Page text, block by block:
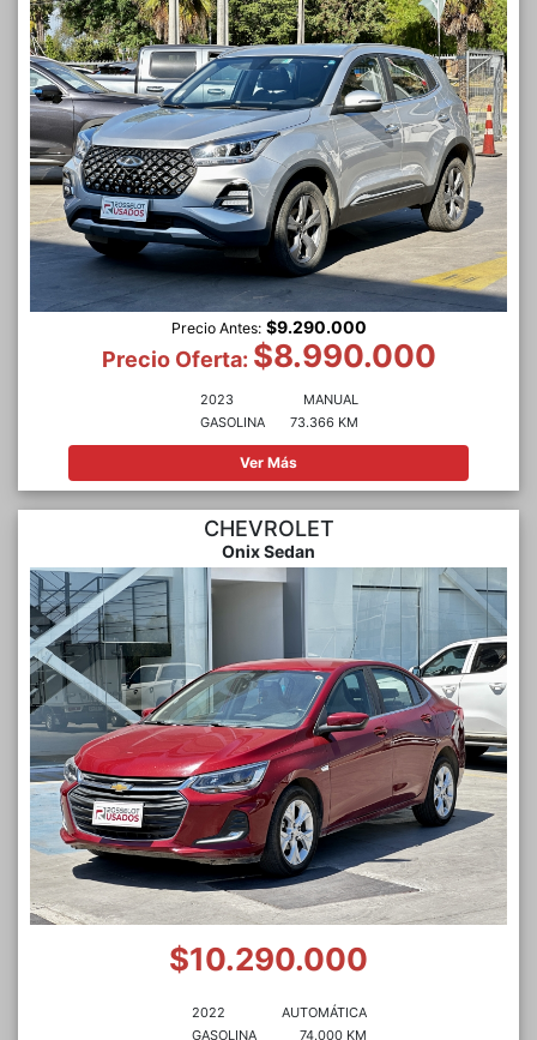
Precio Antes: $9.290.000
Precio Oferta: $8.990.000
2023
GASOLINA
MANUAL
73.366 KM
Ver Más
CHEVROLET
Onix Sedan
$10.290.000
2022
GASOLINA
AUTOMÁTICA
74.000 KM